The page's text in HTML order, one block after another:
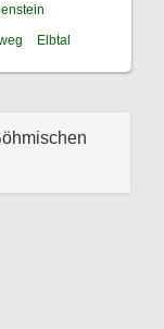
Elbtal